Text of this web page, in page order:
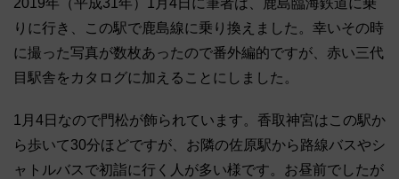
2019年（平成31年）1月4日に筆者は、鹿島臨海鉄道に乗
りに行き、この駅で鹿島線に乗り換えました。幸いその時
に撮った写真が数枚あったので番外編的ですが、赤い三代
目駅舎をカタログに加えることにしました。
1月4日なので門松が飾られています。香取神宮はこの駅か
ら歩いて30分ほどですが、お隣の佐原駅から路線バスやシ
ャトルバスで初詣に行く人が多い様です。お昼前でしたが